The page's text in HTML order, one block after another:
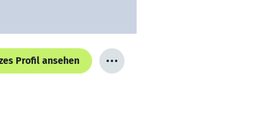
Profil ansehen